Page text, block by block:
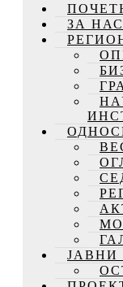
ЗА НАС
ЈАВНИ